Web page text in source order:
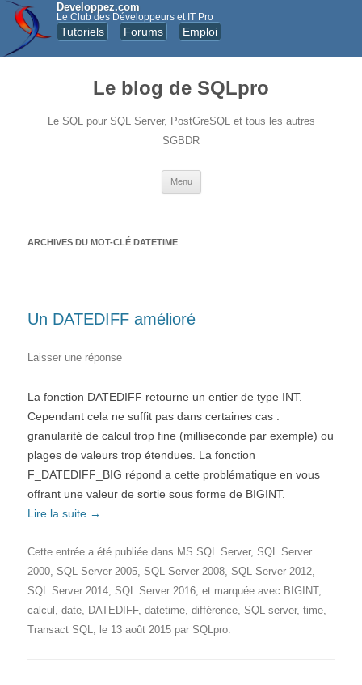
Developpez.com
Le Club des Développeurs et IT Pro
Tutoriels Forums Emploi
Le blog de SQLpro
Le SQL pour SQL Server, PostGreSQL et tous les autres
SGBDR
Menu
ARCHIVES DU MOT-CLÉ DATETIME
Un DATEDIFF amélioré
Laisser une réponse
La fonction DATEDIFF retourne un entier de type INT.
Cependant cela ne suffit pas dans certaines cas :
granularité de calcul trop fine (milliseconde par exemple) ou
plages de valeurs trop étendues. La fonction
F_DATEDIFF_BIG répond a cette problématique en vous
offrant une valeur de sortie sous forme de BIGINT.
Lire la suite →
Cette entrée a été publiée dans MS SQL Server, SQL Server
2000, SQL Server 2005, SQL Server 2008, SQL Server 2012,
SQL Server 2014, SQL Server 2016, et marquée avec BIGINT,
calcul , date, DATEDIFF, datetime, différence, SQL server, time,
Transact SQL, le 13 août 2015 par SQLpro.